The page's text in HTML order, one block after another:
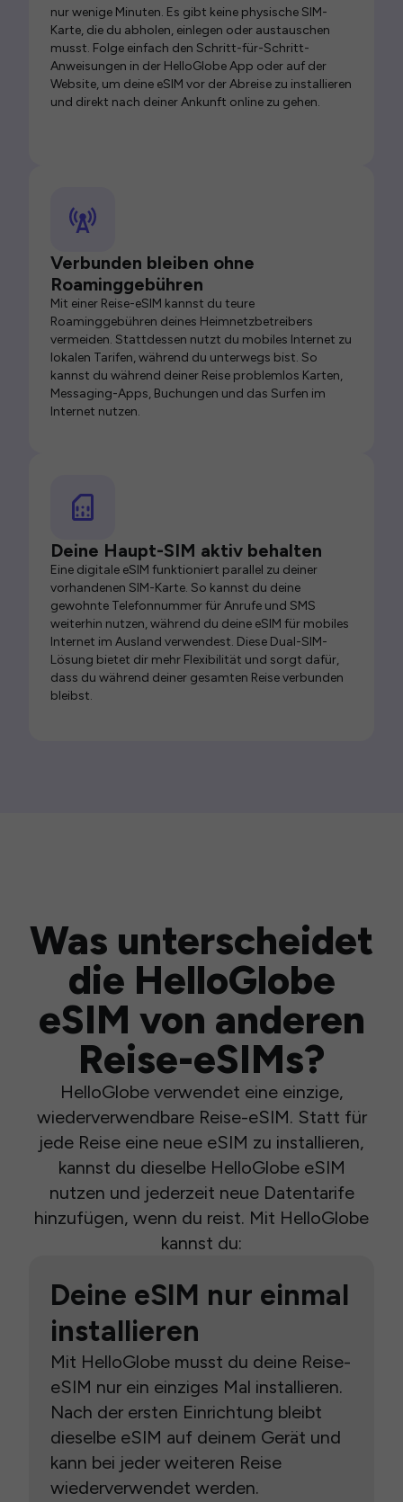
nur wenige Minuten. Es gibt keine physische SIM-
Karte, die du abholen, einlegen oder austauschen
musst. Folge einfach den Schritt-für-Schritt-
Anweisungen in der HelloGlobe App oder auf der
Website, um deine eSIM vor der Abreise zu installieren
und direkt nach deiner Ankunft online zu gehen.
Verbunden bleiben ohne
Roaminggebühren
Mit einer Reise-eSIM kannst du teure
Roaminggebühren deines Heimnetzbetreibers
vermeiden. Stattdessen nutzt du mobiles Internet zu
lokalen Tarifen, während du unterwegs bist. So
kannst du während deiner Reise problemlos Karten,
Messaging-Apps, Buchungen und das Surfen im
Internet nutzen.
Deine Haupt-SIM aktiv behalten
Eine digitale eSIM funktioniert parallel zu deiner
vorhandenen SIM-Karte. So kannst du deine
gewohnte Telefonnummer für Anrufe und SMS
weiterhin nutzen, während du deine eSIM für mobiles
Internet im Ausland verwendest. Diese Dual-SIM-
Lösung bietet dir mehr Flexibilität und sorgt dafür,
dass du während deiner gesamten Reise verbunden
bleibst.
Was unterscheidet
die HelloGlobe
eSIM von anderen
Reise-eSIMs?
HelloGlobe verwendet eine einzige,
wiederverwendbare Reise-eSIM. Statt für
jede Reise eine neue eSIM zu installieren,
kannst du dieselbe HelloGlobe eSIM
nutzen und jederzeit neue Datentarife
hinzufügen, wenn du reist. Mit HelloGlobe
kannst du:
Deine eSIM nur einmal
installieren
Mit HelloGlobe musst du deine Reise-
eSIM nur ein einziges Mal installieren.
Nach der ersten Einrichtung bleibt
dieselbe eSIM auf deinem Gerät und
kann bei jeder weiteren Reise
wiederverwendet werden.